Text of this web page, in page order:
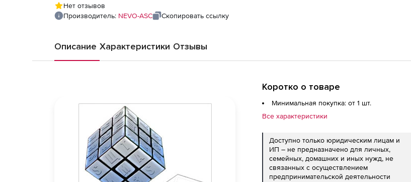
Нет отзывов
Производитель: NEVO-ASC Скопировать ссылку
Описание Характеристики Отзывы
Коротко о товаре
Минимальная покупка: от 1 шт.
Все характеристики
Доступно только юридическим лицам и
ИП – не предназначено для личных,
семейных, домашних и иных нужд, не
связанных с осуществлением
предпринимательской деятельности